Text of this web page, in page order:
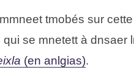
tombés sur
se meenttt à
(en alngias).